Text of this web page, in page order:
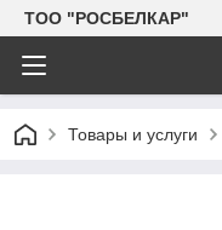
TOO "РОСБЕЛКАР"
Товары и услуги